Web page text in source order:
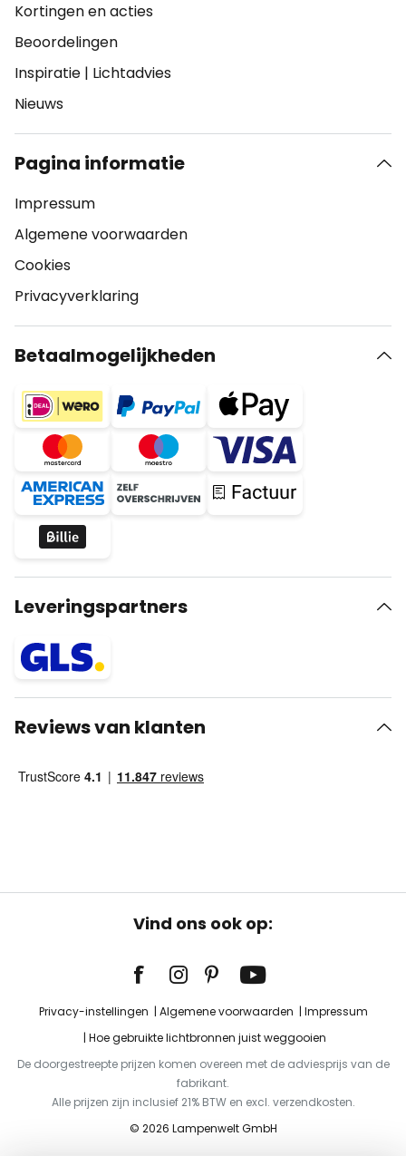
Kortingen en acties
Beoordelingen
Inspiratie | Lichtadvies
Nieuws
Pagina informatie
Impressum
Algemene voorwaarden
Cookies
Privacyverklaring
Betaalmogelijkheden
Leveringspartners
Reviews van klanten
Vind ons ook op:
Privacy-instellingen Algemene voorwaarden
Impressum
Hoe gebruikte lichtbronnen juist weggooien
De doorgestreepte prijzen komen overeen met de adviesprijs van de
fabrikant.
Alle prijzen zijn inclusief 21% BTW en excl. verzendkosten.
© 2026 Lampenwelt GmbH